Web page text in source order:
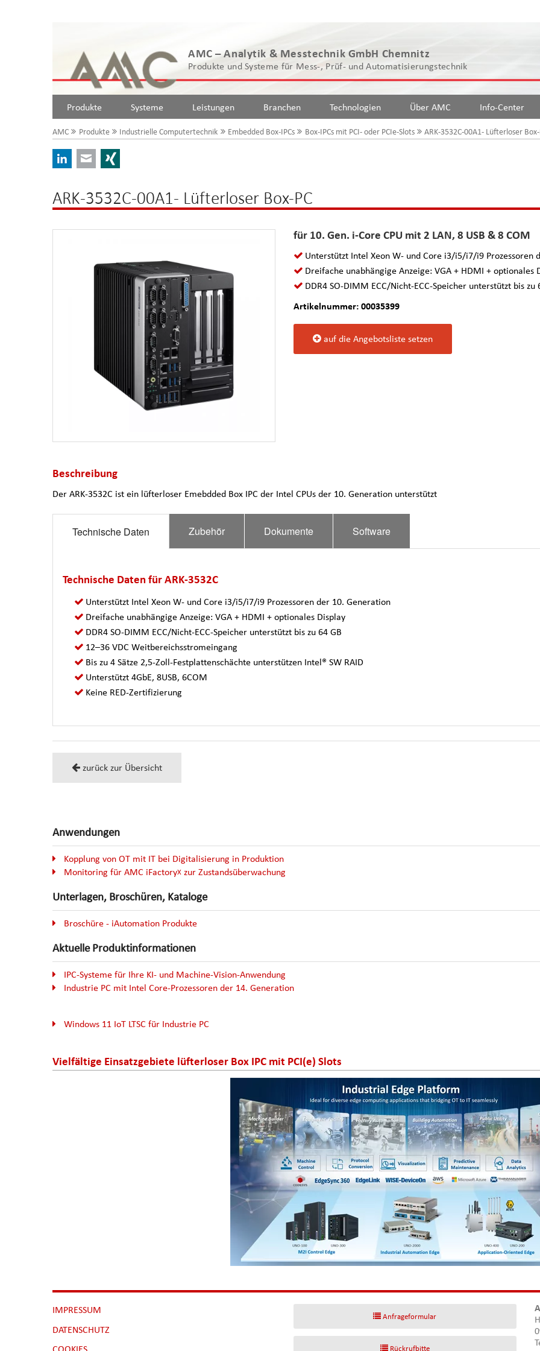
AMC – Analytik & Messtechnik GmbH Chemnitz
Produkte und Systeme für Mess-, Prüf- und Automatisierungstechnik
Produkte Systeme Leistungen Branchen Technologien Über AMC Info-Center
AMC Produkte Industrielle Computertechnik Embedded Box-IPCs Box-IPCs mit PCI- oder PCIe-Slots ARK-3532C-00A1- Lüfterloser Box-
LinkedInE-mail
ARK-3532C-00A1- Lüfterloser Box-PC
für 10. Gen. i-Core CPU mit 2 LAN, 8 USB & 8 COM
Unterstützt Intel Xeon W- und Core i3/i5/i7/i9 Prozessoren
Dreifache unabhängige Anzeige: VGA + HDMI + optionales
DDR4 SO-DIMM ECC/Nicht-ECC-Speicher unterstützt bis zu
Artikelnummer: 00035399
auf die Angebotsliste setzen
Beschreibung
Der ARK-3532C ist ein lüfterloser Emebdded Box IPC der Intel CPUs der 10. Generation unterstützt
Technische Daten Zubehör Dokumente Software
Technische Daten für ARK-3532C
Unterstützt Intel Xeon W- und Core i3/i5/i7/i9 Prozessoren der 10. Generation
Dreifache unabhängige Anzeige: VGA + HDMI + optionales Display
DDR4 SO-DIMM ECC/Nicht-ECC-Speicher unterstützt bis zu 64 GB
12–36 VDC Weitbereichsstromeingang
Bis zu 4 Sätze 2,5-Zoll-Festplattenschächte unterstützen Intel® SW RAID
Unterstützt 4GbE, 8USB, 6COM
Keine RED-Zertifizierung
zurück zur Übersicht
Anwendungen
Kopplung von OT mit IT bei Digitalisierung in Produktion
Monitoring für AMC iFactoryX zur Zustandsüberwachung
Unterlagen, Broschüren, Kataloge
Broschüre - iAutomation Produkte
Aktuelle Produktinformationen
IPC-Systeme für Ihre KI- und Machine-Vision-Anwendung
Industrie PC mit Intel Core-Prozessoren der 14. Generation
Windows 11 IoT LTSC für Industrie PC
Vielfältige Einsatzgebiete lüfterloser Box IPC mit PCI(e) Slots
NAVIGATION
ÜBERSPRINGEN
IMPRESSUM
DATENSCHUTZ
[NBSP]
COOKIES
Anfrageformular
Rückrufbitte